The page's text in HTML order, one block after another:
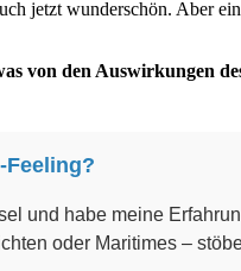
jetzt wunderschön. Aber
von den Auswirkungen
Feeling?
und habe meine
oder Maritimes –